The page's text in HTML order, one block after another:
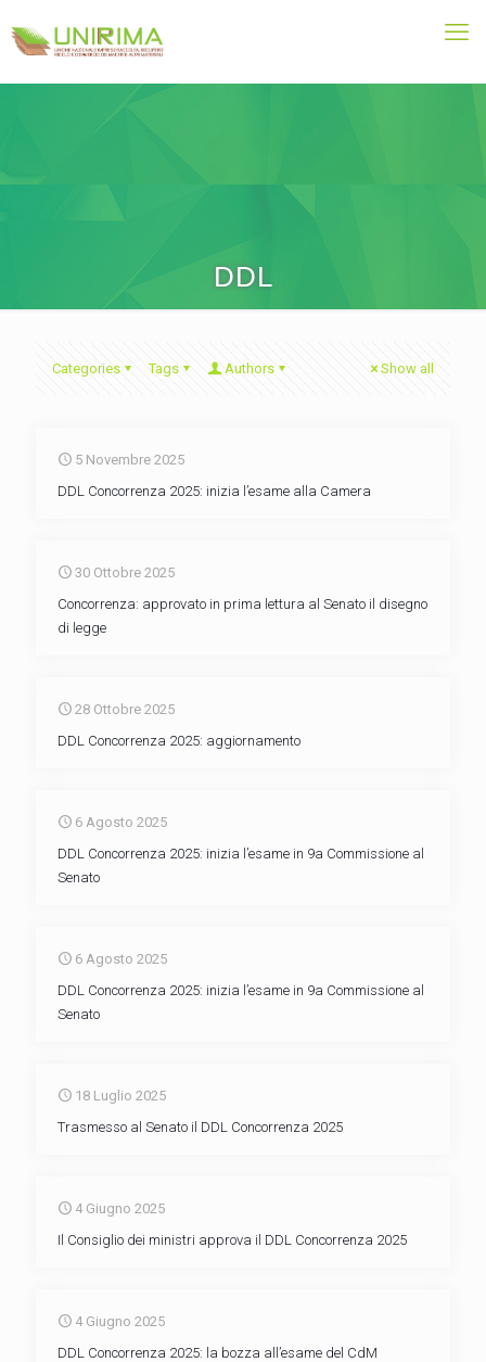
DDL
Categories Tags Authors Show all
5 Novembre 2025
DDL Concorrenza 2025: inizia l’esame alla Camera
30 Ottobre 2025
Concorrenza: approvato in prima lettura al Senato il disegno
di legge
28 Ottobre 2025
DDL Concorrenza 2025: aggiornamento
6 Agosto 2025
DDL Concorrenza 2025: inizia l’esame in 9a Commissione al
Senato
6 Agosto 2025
DDL Concorrenza 2025: inizia l’esame in 9a Commissione al
Senato
18 Luglio 2025
Trasmesso al Senato il DDL Concorrenza 2025
4 Giugno 2025
Il Consiglio dei ministri approva il DDL Concorrenza 2025
4 Giugno 2025
DDL Concorrenza 2025: la bozza all’esame del CdM